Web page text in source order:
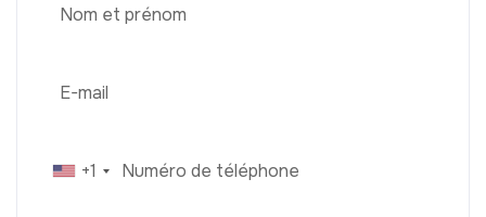
+1